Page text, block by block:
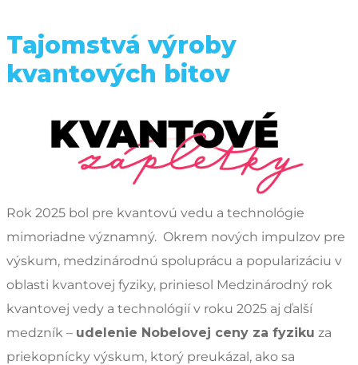
Tajomstvá výroby
kvantových bitov
Rok 2025 bol pre kvantovú vedu a technológie
mimoriadne významný. Okrem nových impulzov pre
výskum, medzinárodnú spoluprácu a popularizáciu v
oblasti kvantovej fyziky, priniesol Medzinárodný rok
kvantovej vedy a technológií v roku 2025 aj ďalší
medzník – udelenie Nobelovej ceny za fyziku za
priekopnícky výskum, ktorý preukázal, ako sa